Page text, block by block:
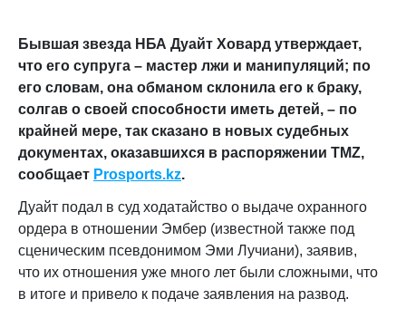
Бывшая звезда НБА Дуайт Ховард утверждает,
что его супруга – мастер лжи и манипуляций; по
его словам, она обманом склонила его к браку,
солгав о своей способности иметь детей, – по
крайней мере, так сказано в новых судебных
документах, оказавшихся в распоряжении TMZ,
сообщает Prosports.kz.
Дуайт подал в суд ходатайство о выдаче охранного
ордера в отношении Эмбер (известной также под
сценическим псевдонимом Эми Лучиани), заявив,
что их отношения уже много лет были сложными, что
в итоге и привело к подаче заявления на развод.